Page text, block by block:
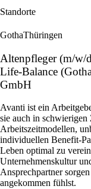
Standorte
GothaThüringen
Altenpfleger (m/w/
Life-Balance
GmbH
Avanti ist ein
sie auch in
Arbeitszeitmodellen,
individuellen Benefit-
Leben optimal zu
Unternehmenskultur
Ansprechpartner
angekommen fühlst.